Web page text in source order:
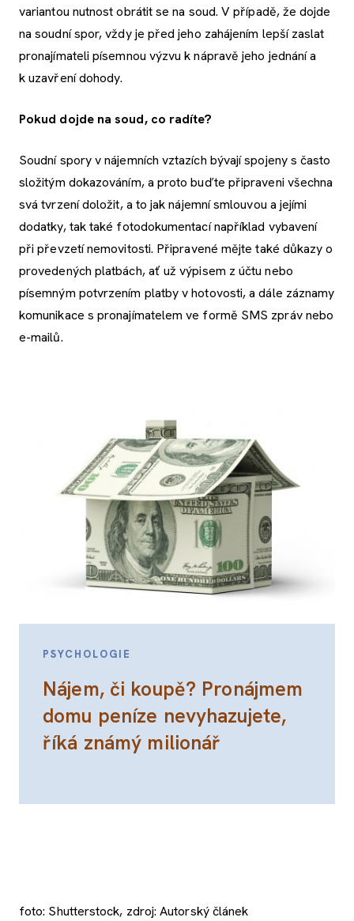
variantou nutnost obrátit se na soud. V případě, že dojde
na soudní spor, vždy je před jeho zahájením lepší zaslat
pronajímateli písemnou výzvu k nápravě jeho jednání a
k uzavření dohody.
Pokud dojde na soud, co radíte?
Soudní spory v nájemních vztazích bývají spojeny s často
složitým dokazováním, a proto buďte připraveni všechna
svá tvrzení doložit, a to jak nájemní smlouvou a jejími
dodatky, tak také fotodokumentací například vybavení
při převzetí nemovitosti. Připravené mějte také důkazy o
provedených platbách, ať už výpisem z účtu nebo
písemným potvrzením platby v hotovosti, a dále záznamy
komunikace s pronajímatelem ve formě SMS zpráv nebo
e-mailů.
PSYCHOLOGIE
Nájem, či koupě? Pronájmem
domu peníze nevyhazujete,
říká známý milionář
foto: Shutterstock, zdroj: Autorský článek